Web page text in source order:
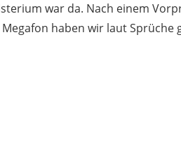
war da. Nach einem
haben wir laut Sprüche